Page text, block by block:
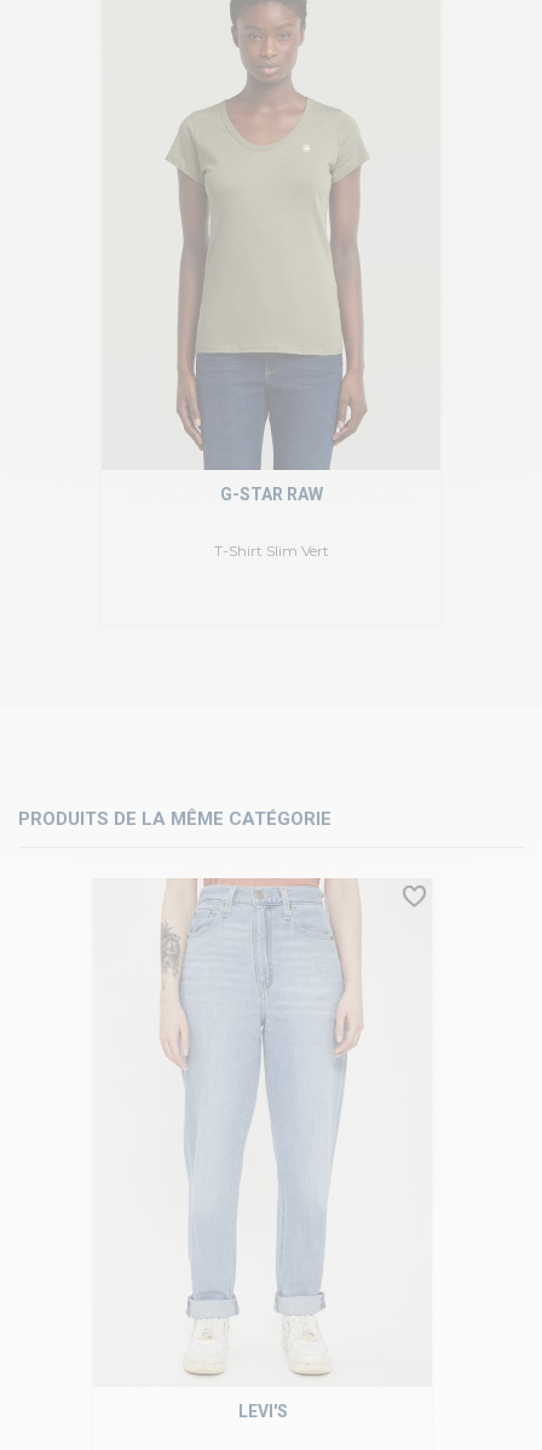
T-Shirt Slim Vert
G-STAR RAW
PRODUITS DE LA MÊME CATÉGORIE
LEVI'S